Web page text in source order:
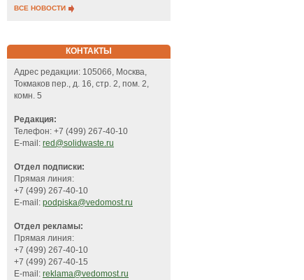
ВСЕ НОВОСТИ
КОНТАКТЫ
Адрес редакции: 105066, Москва,
Токмаков пер., д. 16, стр. 2, пом. 2,
комн. 5
Редакция:
Телефон: +7 (499) 267-40-10
E-mail: red@solidwaste.ru
Отдел подписки:
Прямая линия:
+7 (499) 267-40-10
E-mail: podpiska@vedomost.ru
Отдел рекламы:
Прямая линия:
+7 (499) 267-40-10
+7 (499) 267-40-15
E-mail: reklama@vedomost.ru